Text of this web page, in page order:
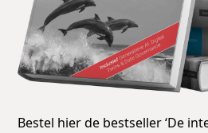
Bestel hier de bestseller ‘De